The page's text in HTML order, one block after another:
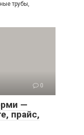
трубы,
0
—
прайс,